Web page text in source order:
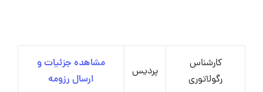
کارشناس
رگولاتوری
پردیس
مشاهده جزئیات و
ارسال رزومه